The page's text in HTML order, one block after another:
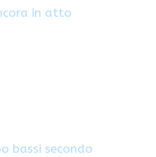
in atto
bassi secondo